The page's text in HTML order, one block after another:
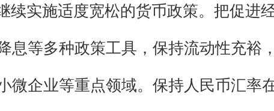
续实施适度宽松的货币政策。把促进
息等多种政策工具，保持流动性充裕
微企业等重点领域。保持人民币汇率